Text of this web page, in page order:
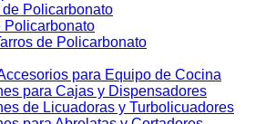
Policarbonato
Policarbonato
de Policarbonato
para Equipo de Cocina
para Cajas y Dispensadores
de Licuadoras y Turbolicuadores